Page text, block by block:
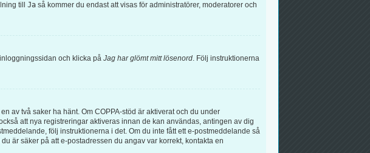
till Jaså kommer du endast att visas för administratörer, moderatorer och
och klicka på Jag har glömt mitt lösenord. Följ instruktionerna
av två saker ha hänt. Om COPPA-stöd är aktiverat och du under
att nya registreringar aktiveras innan de kan användas, antingen av dig
följ instruktionerna i det. Om du inte fått ett e-postmeddelande så
är säker på att e-postadressen du angav var korrekt, kontakta en